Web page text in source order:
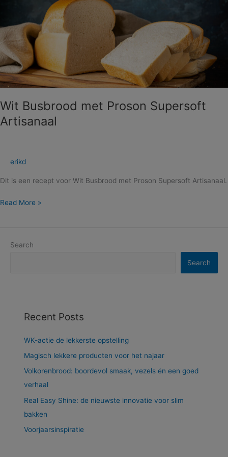
Wit Busbrood met Proson Supersoft
Artisanaal
erikd
Dit is een recept voor Wit Busbrood met Proson Supersoft Artisanaal.
Proson
Supersoft
Artisanaal
Read More »
Search
Search
Recent Posts
WK-actie de lekkerste opstelling
Magisch lekkere producten voor het najaar
Volkorenbrood: boordevol smaak, vezels én een goed
verhaal
Real Easy Shine: de nieuwste innovatie voor slim
bakken
Voorjaarsinspiratie